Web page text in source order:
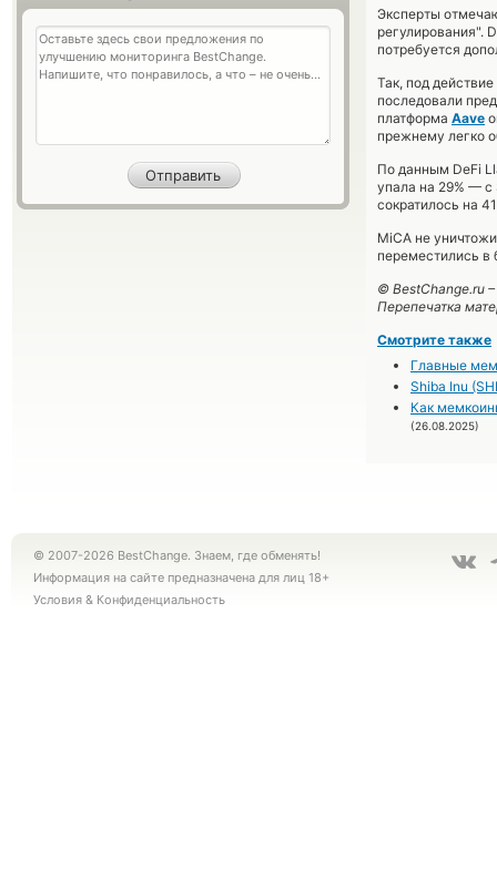
Эксперты
регулирования".
потребуется
Так, под
последовали
платформа Aave
прежнему легко
По данным DeFi
упала на 29% — с
сократилось на
MiCA не
переместились в
© BestChange.ru –
Перепечатка
Смотрите также
Главные
Shiba Inu
Как
(26.08.2025)
© 2007-2026 BestChange. Знаем, где обменять!
Информация на сайте предназначена для лиц 18+
Условия & Конфиденциальность